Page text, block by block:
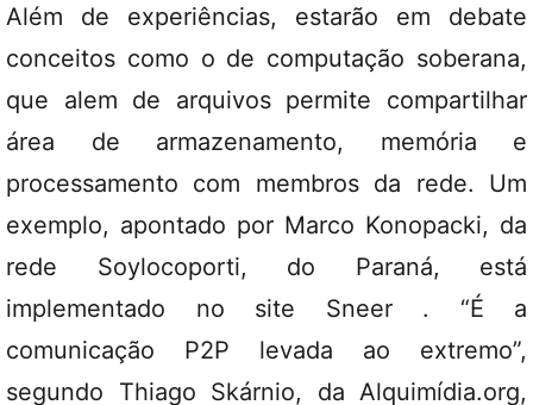
Além de experiências, estarão em debate
conceitos como o de computação soberana,
que alem de arquivos permite compartilhar
área de armazenamento, memória e
processamento com membros da rede. Um
exemplo, apontado por Marco Konopacki, da
rede Soylocoporti, do Paraná, está
implementado no site Sneer. “É a
comunicação P2P levada ao extremo”,
segundo Thiago Skárnio, da Alquimídia.org,